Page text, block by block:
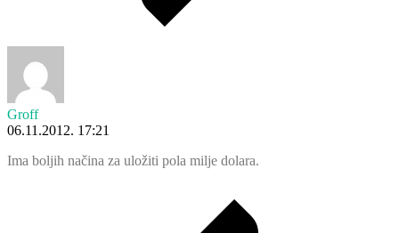
Groff
06.11.2012. 17:21
Ima boljih načina za uložiti pola milje dolara.